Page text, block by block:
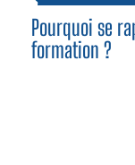
Pourquoi se
formation ?